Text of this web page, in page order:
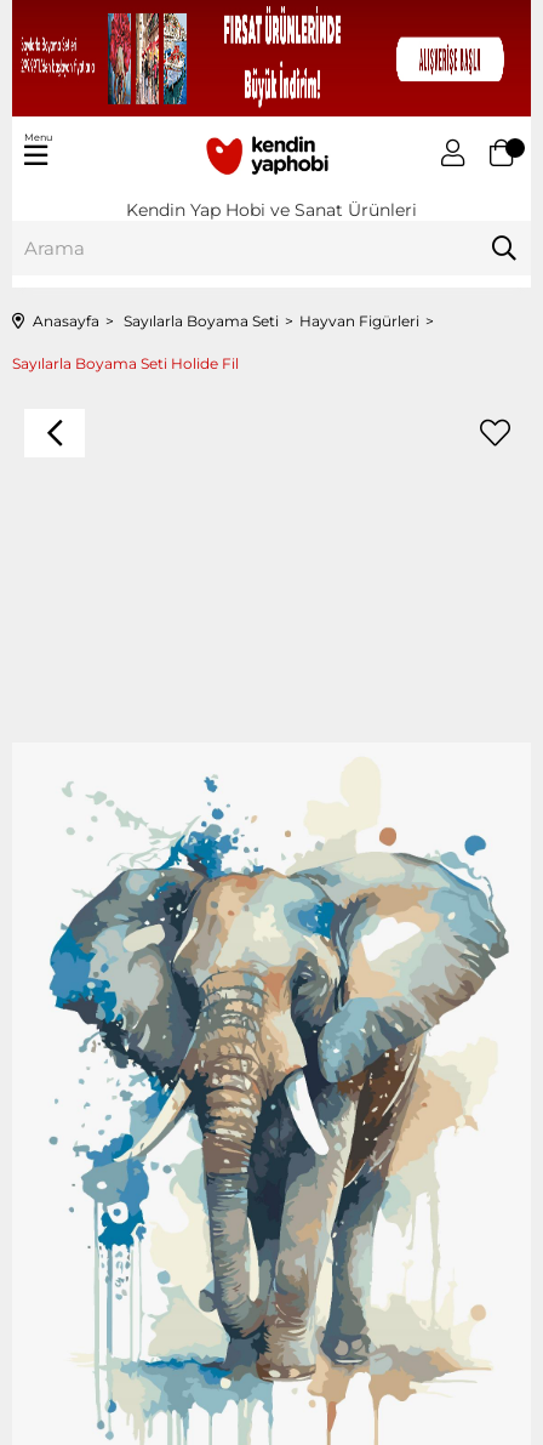
Kendin Yap Hobi ve Sanat Ürünleri
Menu
Anasayfa Sayılarla Boyama Seti Hayvan Figürleri
Sayılarla Boyama Seti Holide Fil